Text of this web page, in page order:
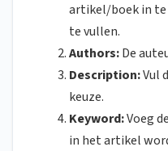
artikel/boek in te
te vullen.
Authors:De
Description:Vul
keuze.
Keyword:Voeg
in het artikel